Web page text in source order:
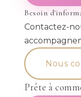
Besoin
Contactez-
Nous
Prête à